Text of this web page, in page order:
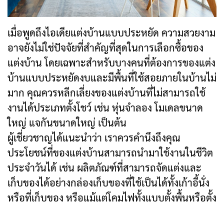
เมื่อพูดถึงไอเดียแต่งบ้านแบบประหยัด ความสวยงาม
อาจยังไม่ใช่ปัจจัยที่สำคัญที่สุดในการเลือกซื้อของ
แต่งบ้าน โดยเฉพาะสำหรับบางคนที่ต้องการของแต่ง
บ้านแบบประหยัดงบและมีพื้นที่ใช้สอยภายในบ้านไม่
มาก คุณควรหลีกเลี่ยงของแต่งบ้านที่ไม่สามารถใช้
งานได้ประเภทตั้งโชว์ เช่น หุ่นจำลอง โมเดลขนาด
ใหญ่ แจกันขนาดใหญ่ เป็นต้น
ผู้เชี่ยวชาญได้แนะนำว่า เราควรคำนึงถึงคุณ
ประโยชน์ที่ของแต่งบ้านสามารถนำมาใช้งานในชีวิต
ประจำวันได้ เช่น ผลิตภัณฑ์ที่สามารถจัดแต่งและ
เก็บของได้อย่างกล่องเก็บของที่ใช้เป็นได้ทั้งเก้าอี้นั่ง
หรือที่เก็บของ หรือแม้แต่โคมไฟทั้งแบบตั้งพื้นหรือตั้ง